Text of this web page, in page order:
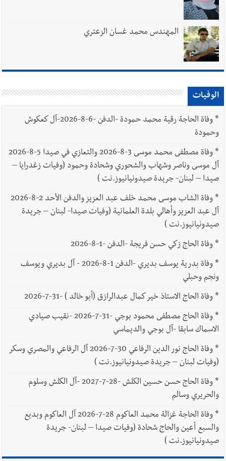
المهندس محمد غسان الزعتري
الوفيات
*
وفاة الحاجة رقية محمد حمودة -الدفن -6-8-2026-آل كعكوش
وحمودة
*
وفاة مصطفى محمد موسى 3-8-2026 والتعازي في صيدا 5-8-2026
آل موسى وناصر وشهاب والشحوري وشحادة وحمود (وفيات زغدرايا –
صيدا – لبنان- جريدة صيدونيانيوز.نت )
*
وفاة الشاب موسى محمد خلف عبد العزيز والدفن الأحد 2-8-2026
آل عبد العزيز وأهالي بلدة العلمانية (وفيات صيدا- لبنان – جريدة
صيدونيانيوز.نت )
*وفاة الحاج زكي حسن فريجة -الدفن -1-8-2026
*
وفاة بدرية يوسف بديري -الدفن 1-8-2026 - آل بديري ويوسف
ونجم وحبلي
*وفاة الحاج الاستاذ خير كمال عبدالرازق (أبو خالد ) -31-7-2026
*
وفاة الحاج مصطفى محمود بوجي -31-7-2026 -نقيب صيادي
الاسماك سابقا -آل بوجي والديماسي
*
وفاة الحاج نور الدين الرفاعي 30-7-2026 آل الرفاعي والمصري وسكر
(وفيات لبنان – جريدة صيدونيانيوز.نت )
*
وفاة الحاج حسن حسين الكلش -28-7-2027 -آل الكلش وسلوم
والحريري وسالم
*
وفاة الحاجة غزالة محمد العاكوم 28-7-2026 آل العاكوم وبديع
والسبع أعين والحاج شحادة (وفيات صيدا – لبنان- جريدة
صيدونيانيوز.نت )